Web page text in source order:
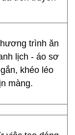
trình ăn
lịch - áo sơ
khéo léo
màng.